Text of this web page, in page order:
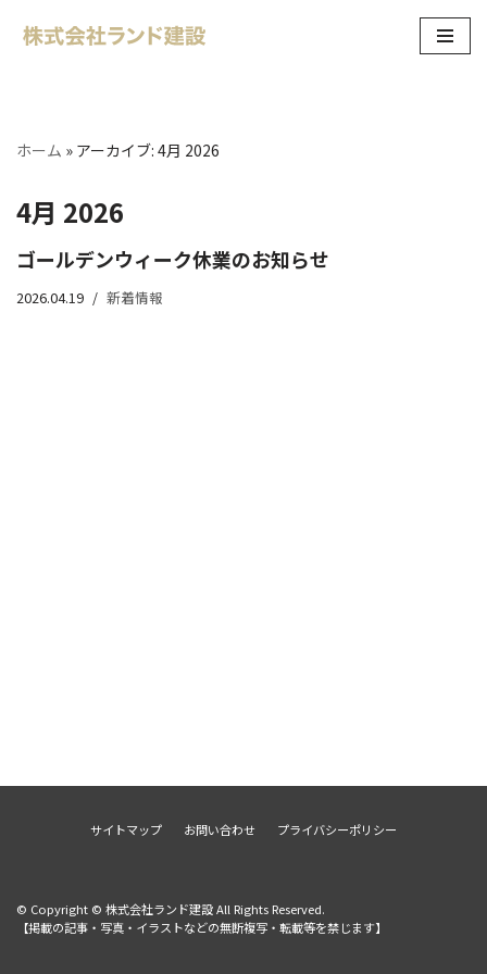
ン
ス
キ
プ
ホーム » アーカイブ: 4月 2026
4月 2026
ゴールデンウィーク休業のお知らせ
2026.04.19 新着情報
サイトマップ お問い合わせ プライバシーポリシー
© Copyright © 株式会社ランド建設 All Rights Reserved.
【掲載の記事・写真・イラストなどの無断複写・転載等を禁じます】